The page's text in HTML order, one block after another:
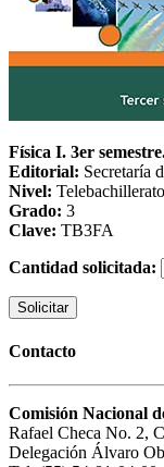
Física I. 3er
Editorial: Secretaría
Nivel: Telebachillerato
Grado: 3
Clave: TB3FA
Cantidad solicitada:
Solicitar
Contacto
Comisión Nacional
Rafael Checa No. 2,
Delegación Álvaro